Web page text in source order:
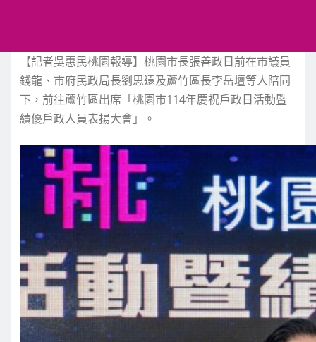
【記者吳惠民桃園報導】桃園市長張善政日前在市議員
錢龍、市府民政局長劉思遠及蘆竹區長李岳壇等人陪同
下，前往蘆竹區出席「桃園市114年慶祝戶政日活動暨
績優戶政人員表揚大會」。